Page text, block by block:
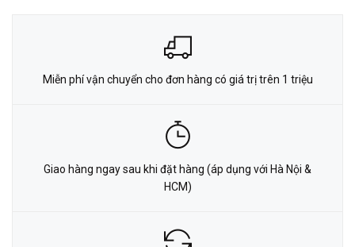
Miễn phí vận chuyển cho đơn hàng có giá trị trên 1 triệu
Giao hàng ngay sau khi đặt hàng (áp dụng với Hà Nội &
HCM)